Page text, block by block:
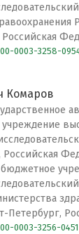
0003-3258-
Комаров
учреждение
Российская
бюджетное
Петербург,
0003-3256-0451